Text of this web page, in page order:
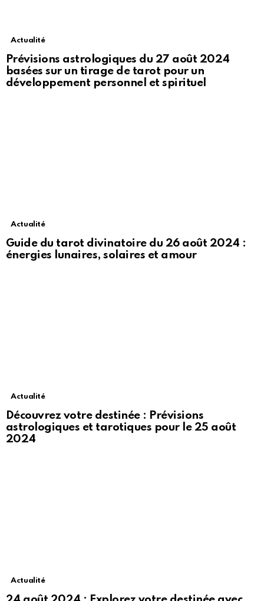
Actualité
Prévisions astrologiques du 27 août 2024
basées sur un tirage de tarot pour un
développement personnel et spirituel
Actualité
Guide du tarot divinatoire du 26 août 2024 :
énergies lunaires, solaires et amour
Actualité
Découvrez votre destinée : Prévisions
astrologiques et tarotiques pour le 25 août
2024
Actualité